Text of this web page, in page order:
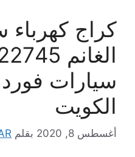
كراج كهرباء
سيارات فورد
الكويت
أغسطس 8, 2020 بقلم